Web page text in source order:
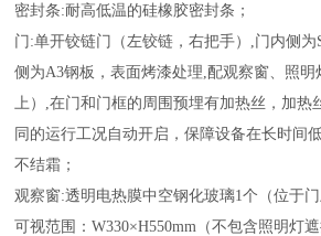
密封条:耐高低温的硅橡胶密封条；
门:单开铰链门（左铰链，右把手）,门内侧为
侧为A3钢板，表面烤漆处理,配观察窗、照明
上）,在门和门框的周围预埋有加热丝，加热
同的运行工况自动开启，保障设备在长时间
不结霜；
观察窗:透明电热膜中空钢化玻璃1个（位于门
可视范围：W330×H550mm（不包含照明灯